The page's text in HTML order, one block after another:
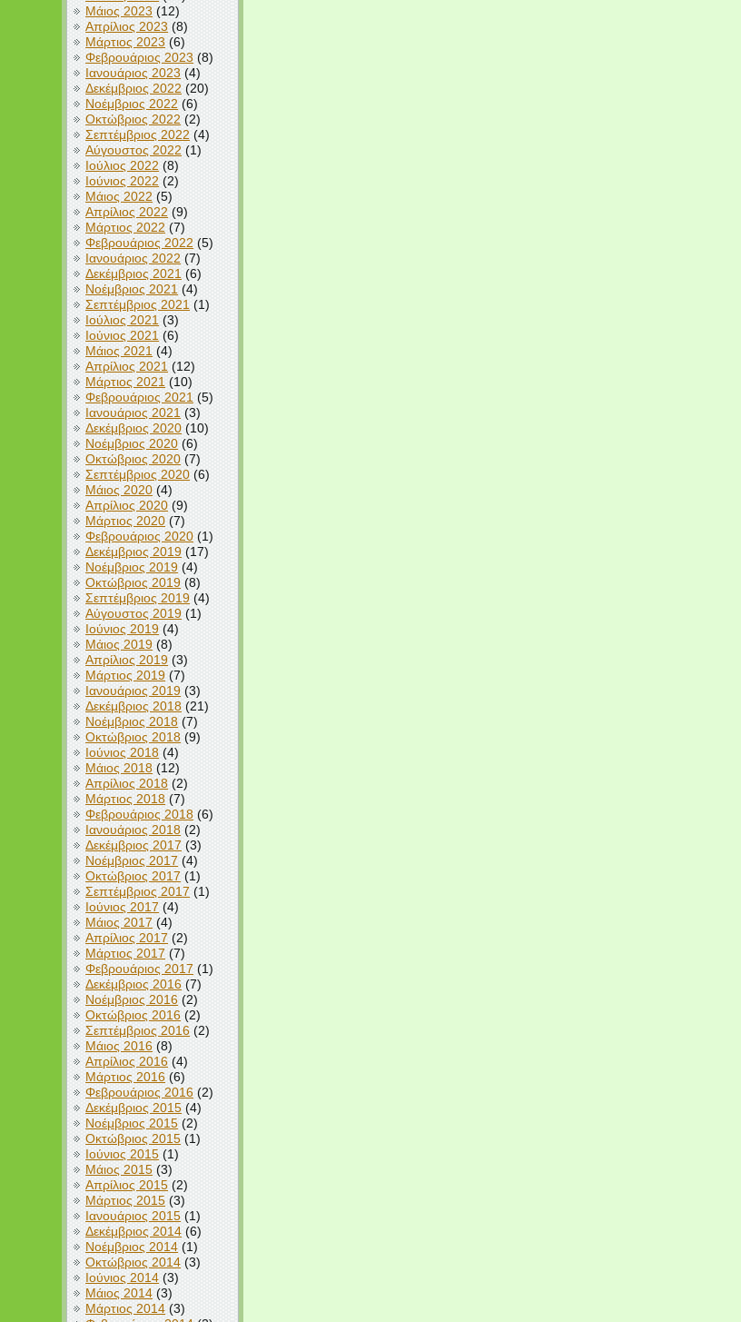
Μάιος 2023 (12)
Απρίλιος 2023 (8)
Μάρτιος 2023 (6)
Φεβρουάριος 2023 (8)
Ιανουάριος 2023 (4)
Δεκέμβριος 2022 (20)
Νοέμβριος 2022 (6)
Οκτώβριος 2022 (2)
Σεπτέμβριος 2022 (4)
Αύγουστος 2022 (1)
Ιούλιος 2022 (8)
Ιούνιος 2022 (2)
Μάιος 2022 (5)
Απρίλιος 2022 (9)
Μάρτιος 2022 (7)
Φεβρουάριος 2022 (5)
Ιανουάριος 2022 (7)
Δεκέμβριος 2021 (6)
Νοέμβριος 2021 (4)
Σεπτέμβριος 2021 (1)
Ιούλιος 2021 (3)
Ιούνιος 2021 (6)
Μάιος 2021 (4)
Απρίλιος 2021 (12)
Μάρτιος 2021 (10)
Φεβρουάριος 2021 (5)
Ιανουάριος 2021 (3)
Δεκέμβριος 2020 (10)
Νοέμβριος 2020 (6)
Οκτώβριος 2020 (7)
Σεπτέμβριος 2020 (6)
Μάιος 2020 (4)
Απρίλιος 2020 (9)
Μάρτιος 2020 (7)
Φεβρουάριος 2020 (1)
Δεκέμβριος 2019 (17)
Νοέμβριος 2019 (4)
Οκτώβριος 2019 (8)
Σεπτέμβριος 2019 (4)
Αύγουστος 2019 (1)
Ιούνιος 2019 (4)
Μάιος 2019 (8)
Απρίλιος 2019 (3)
Μάρτιος 2019 (7)
Ιανουάριος 2019 (3)
Δεκέμβριος 2018 (21)
Νοέμβριος 2018 (7)
Οκτώβριος 2018 (9)
Ιούνιος 2018 (4)
Μάιος 2018 (12)
Απρίλιος 2018 (2)
Μάρτιος 2018 (7)
Φεβρουάριος 2018 (6)
Ιανουάριος 2018 (2)
Δεκέμβριος 2017 (3)
Νοέμβριος 2017 (4)
Οκτώβριος 2017 (1)
Σεπτέμβριος 2017 (1)
Ιούνιος 2017 (4)
Μάιος 2017 (4)
Απρίλιος 2017 (2)
Μάρτιος 2017 (7)
Φεβρουάριος 2017 (1)
Δεκέμβριος 2016 (7)
Νοέμβριος 2016 (2)
Οκτώβριος 2016 (2)
Σεπτέμβριος 2016 (2)
Μάιος 2016 (8)
Απρίλιος 2016 (4)
Μάρτιος 2016 (6)
Φεβρουάριος 2016 (2)
Δεκέμβριος 2015 (4)
Νοέμβριος 2015 (2)
Οκτώβριος 2015 (1)
Ιούνιος 2015 (1)
Μάιος 2015 (3)
Απρίλιος 2015 (2)
Μάρτιος 2015 (3)
Ιανουάριος 2015 (1)
Δεκέμβριος 2014 (6)
Νοέμβριος 2014 (1)
Οκτώβριος 2014 (3)
Ιούνιος 2014 (3)
Μάιος 2014 (3)
Μάρτιος 2014 (3)